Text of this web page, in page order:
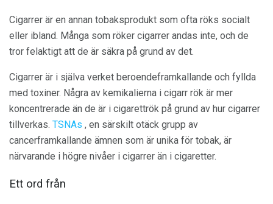
Cigarrer är en annan tobaksprodukt som ofta röks socialt
eller ibland. Många som röker cigarrer andas inte, och de
tror felaktigt att de är säkra på grund av det.
Cigarrer är i själva verket beroendeframkallande och fyllda
med toxiner. Några av kemikalierna i cigarr rök är mer
koncentrerade än de är i cigarettrök på grund av hur cigarrer
tillverkas. TSNAs , en särskilt otäck grupp av
cancerframkallande ämnen som är unika för tobak, är
närvarande i högre nivåer i cigarrer än i cigaretter.
Ett ord från